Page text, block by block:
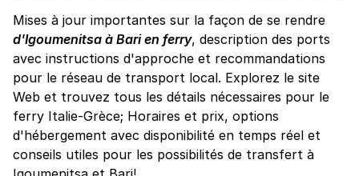
Mises à jour importantes sur la façon de se rendre
d'Igoumenitsa à Bari en ferry, description des ports
avec instructions d'approche et recommandations
pour le réseau de transport local. Explorez le site
Web et trouvez tous les détails nécessaires pour le
ferry Italie-Grèce; Horaires et prix, options
d'hébergement avec disponibilité en temps réel et
conseils utiles pour les possibilités de transfert à